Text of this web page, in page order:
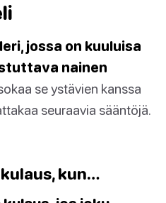
jossa on kuuluisa
nainen
se ystävien kanssa
seuraavia sääntöjä.
kun…